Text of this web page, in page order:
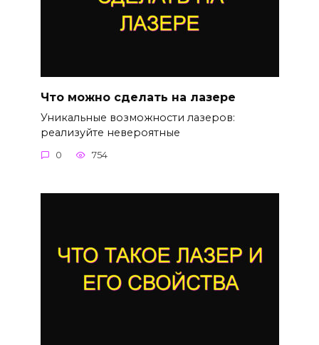
Что можно сделать на лазере
Уникальные возможности лазеров:
реализуйте невероятные
0 754